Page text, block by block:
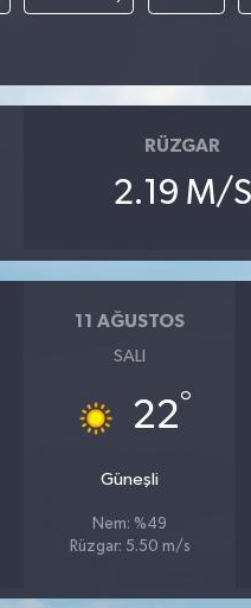
RÜZGAR
2.19 M/S
11 AĞUSTOS
SALI
22°
Güneşli
Nem: %49
Rüzgar: 5.50 m/s